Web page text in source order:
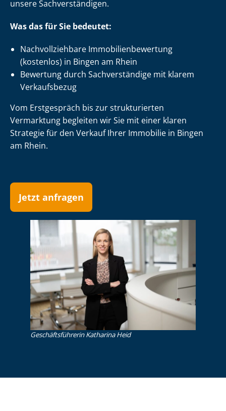
unsere Sach­ver­stän­di­gen.
Was das für Sie bedeutet:
Nach­voll­zieh­ba­re Im­mo­bi­li­en­be­wer­tung
(kostenlos) in Bingen am Rhein
Bewertung durch Sachverständige mit klarem
Verkaufsbezug
Vom Erstgespräch bis zur strukturierten
Vermarktung begleiten wir Sie mit einer klaren
Strategie für den Verkauf Ihrer Immobilie in Bingen
am Rhein.
Jetzt anfragen
Ge­schäfts­füh­re­rin Katharina Heid